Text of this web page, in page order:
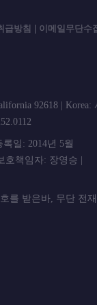
급방침 이메일무단수
co.,
92618 | Korea:
일: 2014년 5월
책임자: 장영승 |
를 받은바, 무단 전
합니